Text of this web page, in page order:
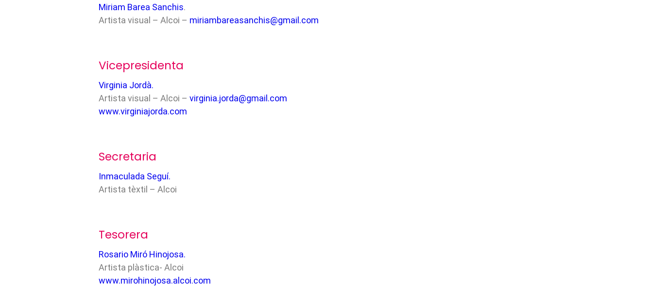
Miriam Barea Sanchis.
Artista visual – Alcoi – miriambareasanchis@gmail.com
Vicepresidenta
Virginia Jordà.
Artista visual – Alcoi – virginia.jorda@gmail.com
www.virginiajorda.com
Secretaria
Inmaculada Seguí.
Artista tèxtil – Alcoi
Tesorera
Rosario Miró Hinojosa.
Artista plàstica- Alcoi
www.mirohinojosa.alcoi.com